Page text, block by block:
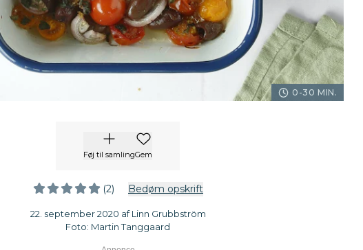
0-30 MIN.
Føj til samlingGem
(2) Bedøm opskrift
22. september 2020 af Linn Grubbström
Foto: Martin Tanggaard